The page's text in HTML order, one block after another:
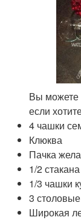
Вы можете
если
4 чашки
Клюква
Пачка
1/2
1/3 чашки
3
Широкая